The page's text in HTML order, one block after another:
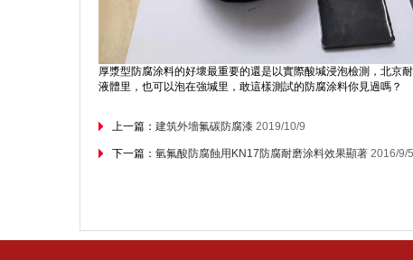
厚漿型防腐涂料的好壞最重要的還是以實際酸堿浸泡檢測，北京
液體里，也可以泡在強堿里，敢這樣測試的防腐涂料你見過嗎？
上一篇： 建筑外墻氟碳防腐漆 2019/10/9
下一篇： 氫氟酸防腐蝕用KN17防腐耐磨涂料效果顯著 2016/9/5